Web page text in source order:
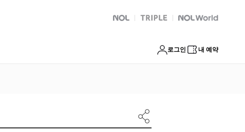
NOL 트리플 Global Interpark
로그인 내 예약